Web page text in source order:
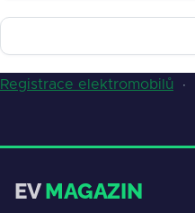
Registrace elektromobilů ·
EVMAGAZIN